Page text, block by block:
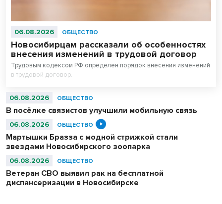
06.08.2026 ОБЩЕСТВО
Новосибирцам рассказали об особенностях
внесения изменений в трудовой договор
Трудовым кодексом РФ определен порядок внесения изменений
в трудовой договор.
06.08.2026 ОБЩЕСТВО
В посёлке связистов улучшили мобильную связь
06.08.2026 ОБЩЕСТВО
Мартышки Бразза с модной стрижкой стали
звездами Новосибирского зоопарка
06.08.2026 ОБЩЕСТВО
Ветеран СВО выявил рак на бесплатной
диспансеризации в Новосибирске